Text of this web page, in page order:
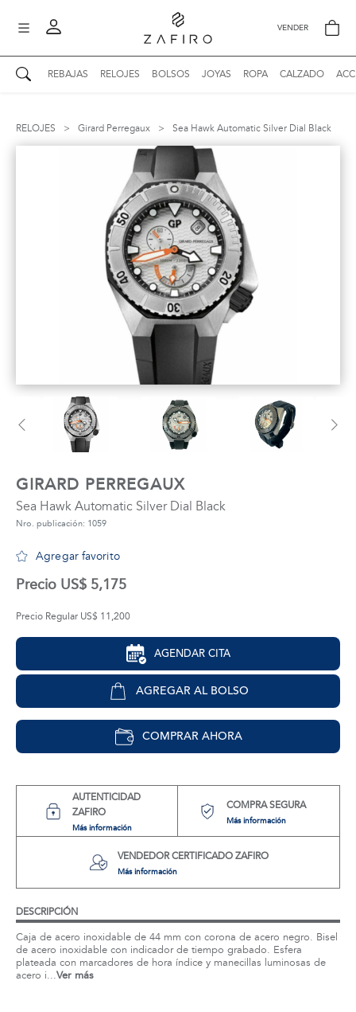
VENDER
REBAJAS RELOJES BOLSOS JOYAS ROPA CALZADO
Mis mensajes
RELOJES > Girard Perregaux > Sea Hawk Automatic Silver Dial Black
GIRARD PERREGAUX
Sea Hawk Automatic Silver Dial Black
Nro. publicación: 1059
Agregar favorito
Precio US$ 5,175
Precio Regular US$ 11,200
AGENDAR CITA
AGREGAR AL BOLSO
COMPRAR AHORA
AUTENTICIDAD
ZAFIRO
Más información
COMPRA SEGURA
Más información
VENDEDOR CERTIFICADO ZAFIRO
Más información
DESCRIPCIÓN
Caja de acero inoxidable de 44 mm con corona de acero negro. Bisel
de acero inoxidable con indicador de tiempo grabado. Esfera
plateada con marcadores de hora índice y manecillas luminosas de
acero i...Ver más